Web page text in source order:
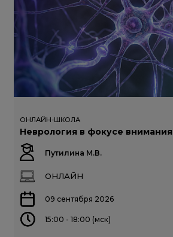
ОНЛАЙН-ШКОЛА
Неврология в фокусе внимания
Путилина М.В.
ОНЛАЙН
09 сентября 2026
15:00 - 18:00 (мск)